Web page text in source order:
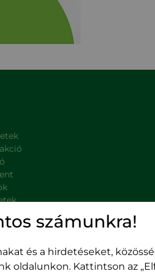
kormányzati intézmények
számunkra!
és a hirdetéseket,
oldalunkon. Kattintson az